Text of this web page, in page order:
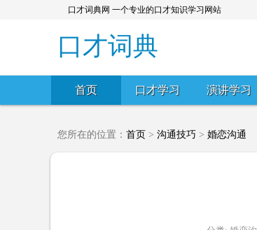
口才词典网 一个专业的口才知识学习网站
口才词典
首页 口才学习 演讲学习
您所在的位置： 首页 > 沟通技巧 > 婚恋沟通